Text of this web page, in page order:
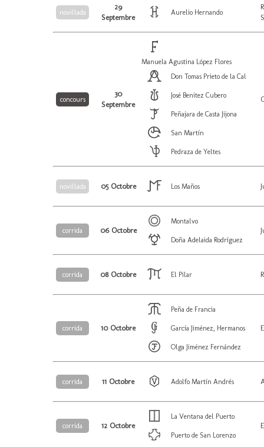
novillada
29
Septembre
Aurelio Hernando
concours
30
Septembre
Manuela Agustina López Flores
Don Tomas Prieto de la Cal
José Benitez Cubero
Peñajara de Casta Jijona
San Martín
Pedraza de Yeltes
novillada 05 Octobre Los Maños
corrida 06 Octobre
Montalvo
Doña Adelaida Rodríguez
corrida 08 Octobre El Pilar
corrida 10 Octobre
Peña de Francia
García Jiménez, Hermanos
Olga Jiménez Fernández
corrida 11 Octobre Adolfo Martín Andrés
corrida 12 Octobre
La Ventana del Puerto
Puerto de San Lorenzo